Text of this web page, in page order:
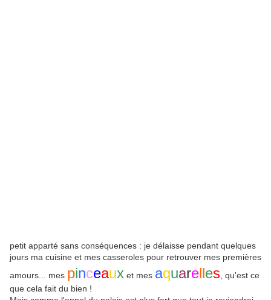
petit apparté sans conséquences : je délaisse pendant quelques
jours ma cuisine et mes casseroles pour retrouver mes premières
amours... mes pinceaux et mes aquarelles , qu'est ce
que cela fait du bien !